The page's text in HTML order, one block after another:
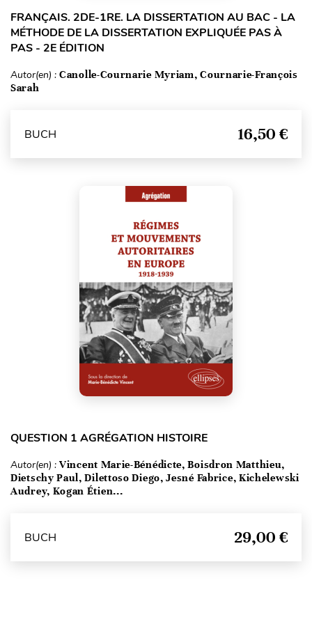
FRANÇAIS. 2DE-1RE. LA DISSERTATION AU BAC - LA
MÉTHODE DE LA DISSERTATION EXPLIQUÉE PAS À
PAS - 2E ÉDITION
Autor(en) : Canolle-Cournarie Myriam, Cournarie-François
Sarah
BUCH 16,50 €
QUESTION 1 AGRÉGATION HISTOIRE
Autor(en) : Vincent Marie-Bénédicte, Boisdron Matthieu,
Dietschy Paul, Dilettoso Diego, Jesné Fabrice, Kichelewski
Audrey, Kogan Étien...
BUCH 29,00 €